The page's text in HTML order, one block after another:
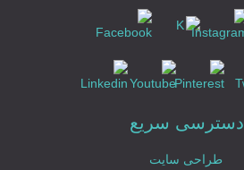
دسترسی سریع
طراحی سایت